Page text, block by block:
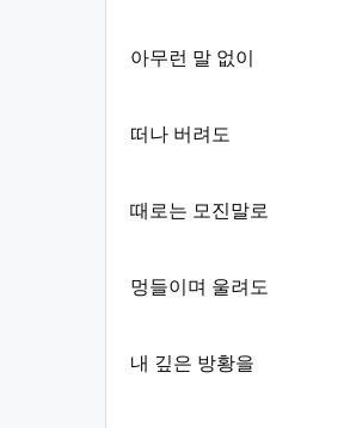
아무런 말 없이
떠나 버려도
때로는 모진말로
멍들이며 울려도
내 깊은 방황을